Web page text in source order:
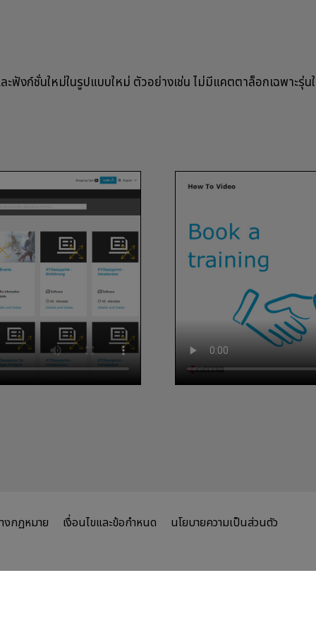
ะฟังก์ชั่นใหม่ในรูปแบบใหม่ ตัวอย่างเช่น ไม่มีแคตตาล็อกเฉพาะ
กฏหมาย เงื่อนไขและข้อกำหนด นโยบายความเป็นส่วนตัว